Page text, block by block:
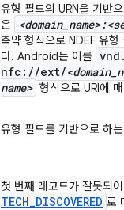
유형 필드의 URN을 기반
은
<domain_
축약 형식으로 NDEF 유형
다. Android는 이를 vnd .
nfc: //ext/<domain_
name> 형식으로 URI에
유형 필드를 기반으로 하
첫 번째 레코드가 잘못되어
TECH_DISCOVERED 로